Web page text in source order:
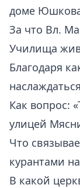
доме
За что Вл.
Училища
Благодаря
Как вопрос:
улицей
Что
курантами
В какой